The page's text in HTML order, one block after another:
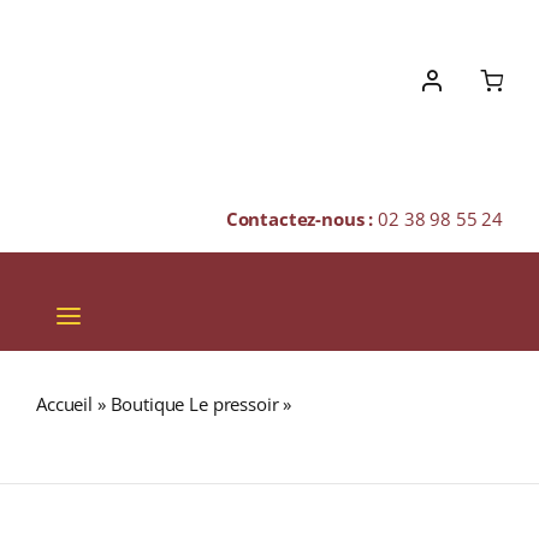
Contactez-nous :02 38 98 55 24
Toggle
Navigation
SPIRITUEUX
Accueil » Boutique Le pressoir»